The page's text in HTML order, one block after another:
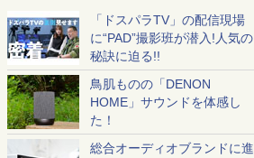
「ドスパラTV」の配信現場
に“PAD”撮影班が潜入!人気の
秘訣に迫る!!
鳥肌ものの「DENON
HOME」サウンドを体感し
た！
総合オーディオブランドに進